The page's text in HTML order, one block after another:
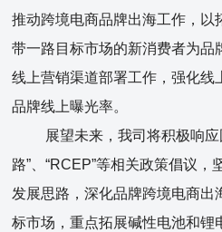
推动跨境电商品牌出海工作，以
带一路目标市场的新消费者为品
线上营销渠道部署工作，强化线
品牌线上曝光率。
展望未来，我司将积极响应
路”、“RCEP”等相关政策倡议，
发展思路，深化品牌跨境电商出
标市场，重点拓展碱性电池和锂